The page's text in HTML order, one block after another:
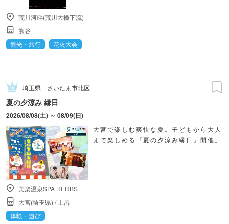
荒川河畔(荒川大橋下流)
熊谷
観光・旅行
花火大会
埼玉県 さいたま市北区
夏の夕涼み 縁日
2026/08/08(土) ～ 08/09(日)
大宮で楽しむ爽快な夏。子どもから大人
まで楽しめる『夏の夕涼み縁日』開催。
美楽温泉SPA HERBS
大宮(埼玉県) /土呂
体験・遊び